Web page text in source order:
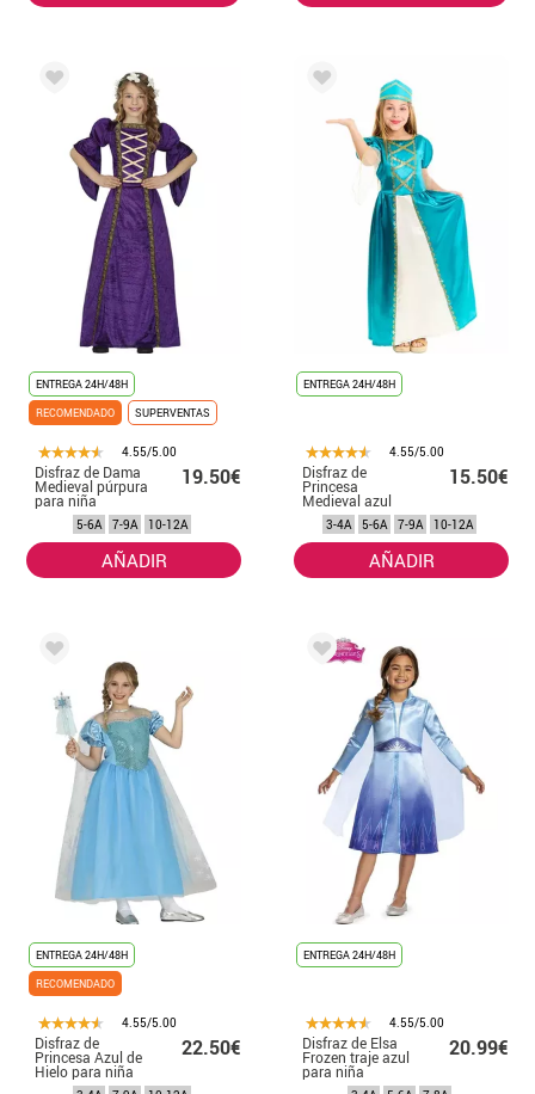
ENTREGA 24H/48H
RECOMENDADO
SUPERVENTAS
4.55/5.00
Disfraz de Dama
Medieval púrpura
para niña
19.50€
5-6A 7-9A 10-12A
AÑADIR
ENTREGA 24H/48H
4.55/5.00
Disfraz de
Princesa
Medieval azul
para niña
15.50€
3-4A 5-6A 7-9A 10-12A
AÑADIR
ENTREGA 24H/48H
RECOMENDADO
4.55/5.00
Disfraz de
Princesa Azul de
Hielo para niña
22.50€
ENTREGA 24H/48H
4.55/5.00
Disfraz de Elsa
Frozen traje azul
para niña
20.99€